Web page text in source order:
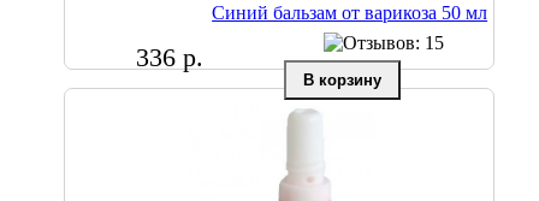
Синий бальзам от варикоза 50 мл
336 р.